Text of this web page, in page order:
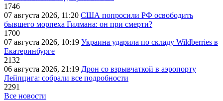
1746
07 августа 2026, 11:20 США попросили РФ освободить
бывшего морпеха Гилмана: он при смерти?
1700
07 августа 2026, 10:19 Украина ударила по складу Wildberries в
Екатеринбурге
2132
06 августа 2026, 21:19 Дрон со взрывчаткой в аэропорту
Лейпцига: собрали все подробности
2291
Все новости